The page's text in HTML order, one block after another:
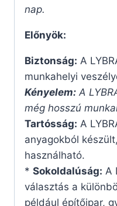
nap.
Előnyök:
Biztonság: A
munkahelyi
Kényelem: A
még hosszú
Tartósság: A
anyagokból
használható.
* Sokoldalúság: A
választás a
például építőipar,